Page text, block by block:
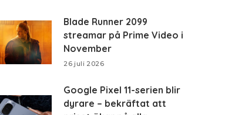
Blade Runner 2099
streamar på Prime Video i
November
26 juli 2026
Google Pixel 11-serien blir
dyrare – bekräftat att